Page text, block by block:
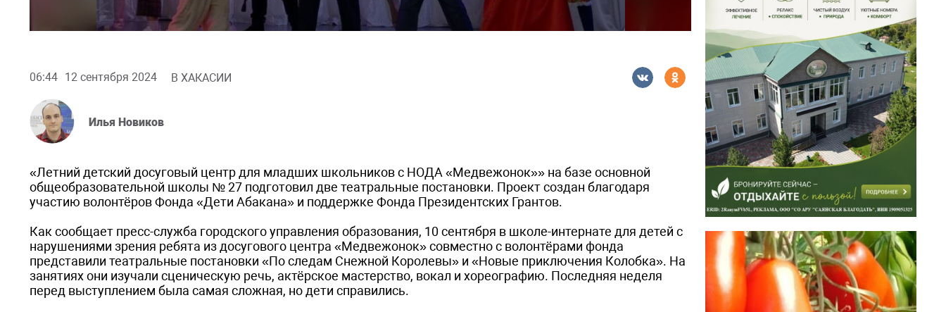
06:44 12 сентября 2024 В ХАКАСИИ
Илья Новиков
«Летний детский досуговый центр для младших школьников с НОДА «Медвежонок»» на базе основной
общеобразовательной школы № 27 подготовил две театральные постановки. Проект создан благодаря
участию волонтёров Фонда «Дети Абакана» и поддержке Фонда Президентских Грантов.
Как сообщает пресс-служба городского управления образования, 10 сентября в школе-интернате для детей с
нарушениями зрения ребята из досугового центра «Медвежонок» совместно с волонтёрами фонда
представили театральные постановки «По следам Снежной Королевы» и «Новые приключения Колобка». На
занятиях они изучали сценическую речь, актёрское мастерство, вокал и хореографию. Последняя неделя
перед выступлением была самая сложная, но дети справились.